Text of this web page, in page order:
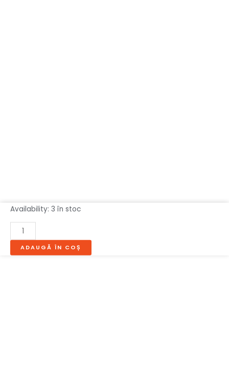
Availability: 3 în stoc
Cantitate
MASUTA
CAFEA
MILANO
ADAUGĂ ÎN COȘ